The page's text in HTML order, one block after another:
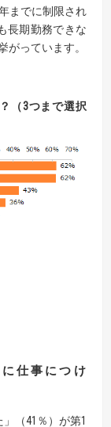
までに制限され
長期勤務できな
がっています。
（3つまで選択
仕事につけ
（41％）が第1